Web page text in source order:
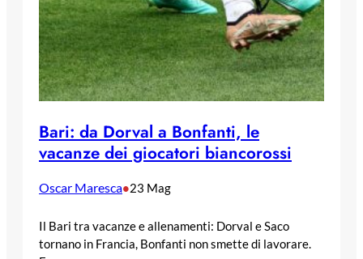
Bari: da Dorval a Bonfanti, le
vacanze dei giocatori biancorossi
Oscar Maresca•23 Mag
Il Bari tra vacanze e allenamenti: Dorval e Saco
tornano in Francia, Bonfanti non smette di lavorare.